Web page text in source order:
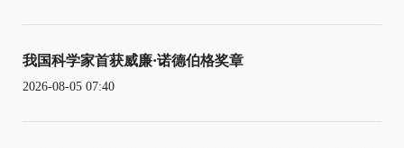
我国科学家首获威廉·诺德伯格奖章
2026-08-05 07:40